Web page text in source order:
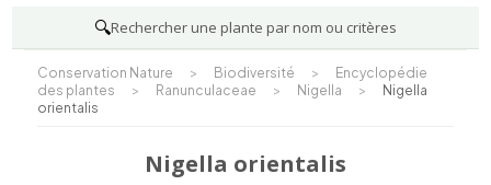
🔍Rechercher une plante par nom ou critères
Conservation Nature > Biodiversité >
Encyclopédie
des plantes
> Ranunculaceae > Nigella >
Nigella
orientalis
Nigella orientalis